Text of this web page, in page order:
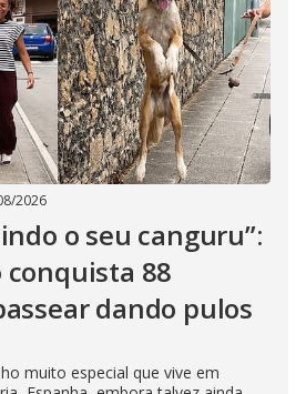
2026
o seu canguru”:
88
dando pulos
muito especial que vive em